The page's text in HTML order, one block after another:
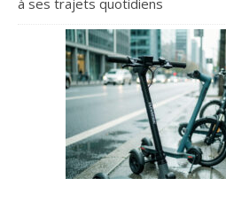
à ses trajets quotidiens